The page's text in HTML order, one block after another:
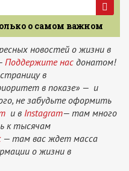
о самом важном
новостей о жизни в
Поддержите нас донатом!
в
в показе» — и
не забудьте оформить
и в Instagram— там много
к тысячам
— там вас ждет масса
о жизни в